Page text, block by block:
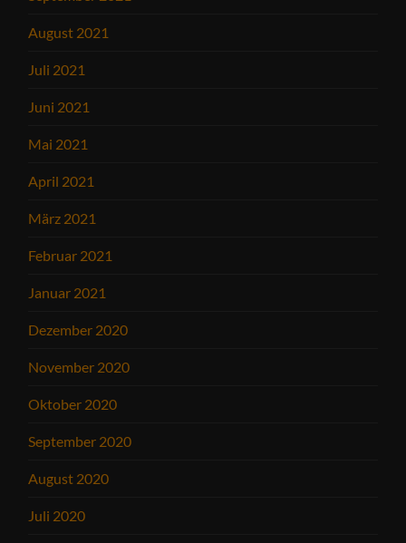
August 2021
Juli 2021
Juni 2021
Mai 2021
April 2021
März 2021
Februar 2021
Januar 2021
Dezember 2020
November 2020
Oktober 2020
September 2020
August 2020
Juli 2020